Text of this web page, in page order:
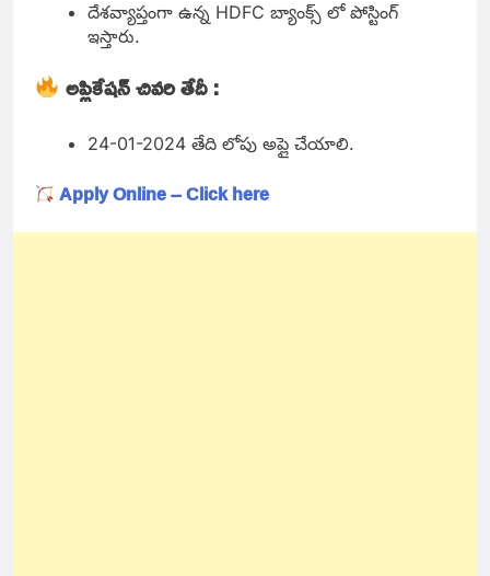
దేశవ్యాప్తంగా ఉన్న HDFC బ్యాంక్స్ లో పోస్టింగ్
ఇస్తారు.
అప్లికేషన్ చివరి తేదీ :
24-01-2024 తేది లోపు అప్లై చేయాలి.
Apply Online – Click here